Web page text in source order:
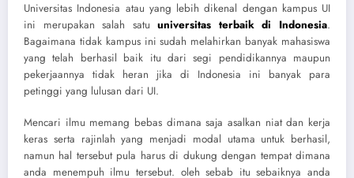
Universitas Indonesia atau yang lebih dikenal dengan kampus UI
ini merupakan salah satuuniversitas terbaik di Indonesia.
Bagaimana tidak kampus ini sudah melahirkan banyak mahasiswa
yang telah berhasil baik itu dari segi pendidikannya maupun
pekerjaannya tidak heran jika di Indonesia ini banyak para
petinggi yang lulusan dari UI.
Mencari ilmu memang bebas dimana saja asalkan niat dan kerja
keras serta rajinlah yang menjadi modal utama untuk berhasil,
namun hal tersebut pula harus di dukung dengan tempat dimana
anda menempuh ilmu tersebut. oleh sebab itu sebaiknya anda